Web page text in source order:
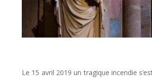
Le 15 avril 2019 un tragique incendie